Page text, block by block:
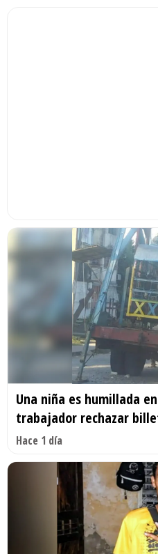
Una niña es humillada
trabajador rechazar
Hace 1 día